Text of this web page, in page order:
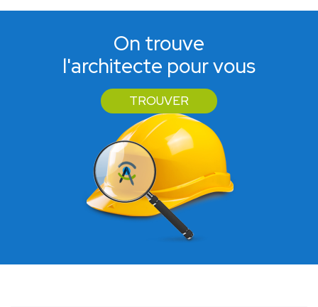
On trouve
l'architecte pour vous
TROUVER